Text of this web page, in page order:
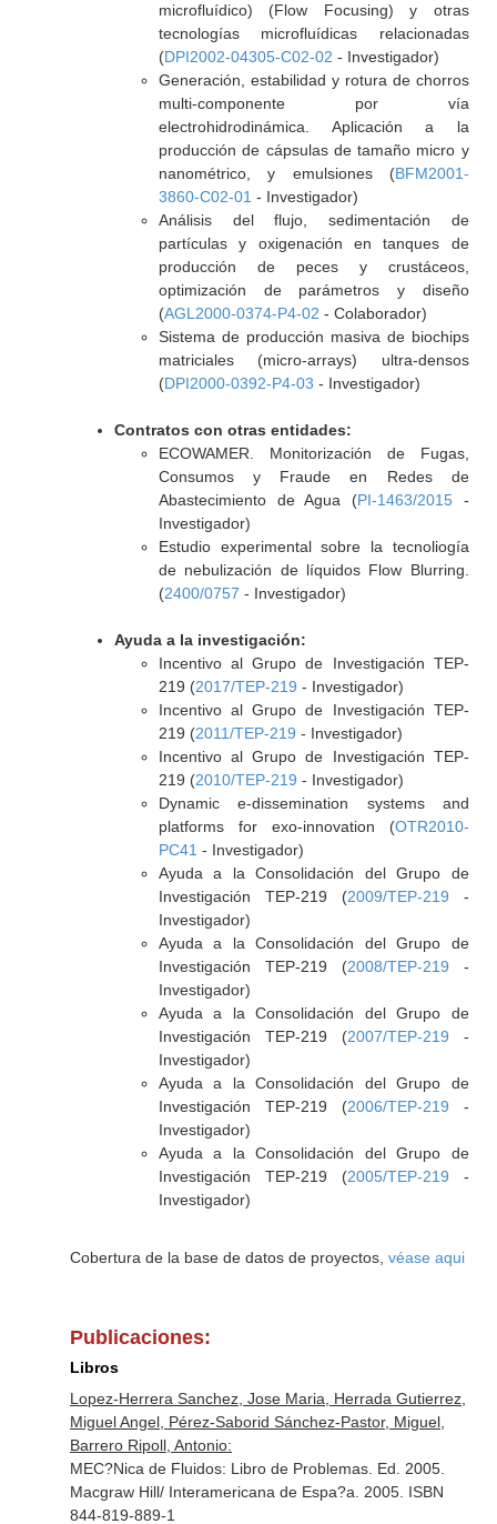
microfluídico) (Flow Focusing) y otras
tecnologías microfluídicas relacionadas
(DPI2002-04305-C02-02 - Investigador)
Generación, estabilidad y rotura de chorros
multi-componente por vía
electrohidrodinámica. Aplicación a la
producción de cápsulas de tamaño micro y
nanométrico, y emulsiones (BFM2001-
3860-C02-01 - Investigador)
Análisis del flujo, sedimentación de
partículas y oxigenación en tanques de
producción de peces y crustáceos,
optimización de parámetros y diseño
(AGL2000-0374-P4-02 - Colaborador)
Sistema de producción masiva de biochips
matriciales (micro-arrays) ultra-densos
(DPI2000-0392-P4-03 - Investigador)
Contratos con otras entidades:
ECOWAMER. Monitorización de Fugas,
Consumos y Fraude en Redes de
Abastecimiento de Agua (PI-1463/2015 -
Investigador)
Estudio experimental sobre la tecnoliogía
de nebulización de líquidos Flow Blurring.
(2400/0757 - Investigador)
Ayuda a la investigación:
Incentivo al Grupo de Investigación TEP-
219 (2017/TEP-219 - Investigador)
Incentivo al Grupo de Investigación TEP-
219 (2011/TEP-219 - Investigador)
Incentivo al Grupo de Investigación TEP-
219 (2010/TEP-219 - Investigador)
Dynamic e-dissemination systems and
platforms for exo-innovation (OTR2010-
PC41 - Investigador)
Ayuda a la Consolidación del Grupo de
Investigación TEP-219 (2009/TEP-219 -
Investigador)
Ayuda a la Consolidación del Grupo de
Investigación TEP-219 (2008/TEP-219 -
Investigador)
Ayuda a la Consolidación del Grupo de
Investigación TEP-219 (2007/TEP-219 -
Investigador)
Ayuda a la Consolidación del Grupo de
Investigación TEP-219 (2006/TEP-219 -
Investigador)
Ayuda a la Consolidación del Grupo de
Investigación TEP-219 (2005/TEP-219 -
Investigador)
Cobertura de la base de datos de proyectos, véase aqui
Publicaciones:
Libros
Lopez-Herrera Sanchez, Jose Maria, Herrada Gutierrez,
Miguel Angel, Pérez-Saborid Sánchez-Pastor, Miguel,
Barrero Ripoll, Antonio:
MEC?Nica de Fluidos: Libro de Problemas. Ed. 2005.
Macgraw Hill/ Interamericana de Espa?a. 2005. ISBN
844-819-889-1